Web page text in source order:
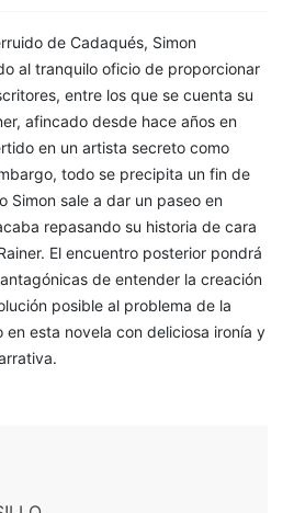
de Cadaqués, Simon
al tranquilo oficio de proporcionar
entre los que se cuenta su
afincado desde hace años en
en un artista secreto como
todo se precipita un fin de
Simon sale a dar un paseo en
repasando su historia de cara
El encuentro posterior pondrá
de entender la creación
posible al problema de la
esta novela con deliciosa ironía y